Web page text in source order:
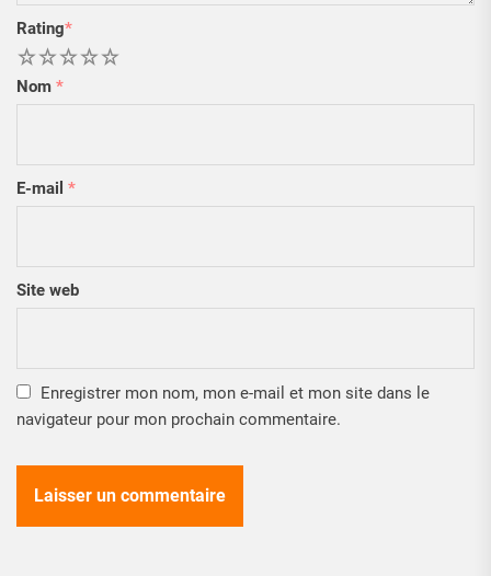
Rating*
5
4
3
2
Nom *
E-mail *
Site web
Enregistrer mon nom, mon e-mail et mon site dans le
navigateur pour mon prochain commentaire.